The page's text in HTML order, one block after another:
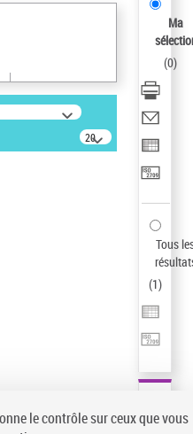
20
résultats/page
Ma
(0)
Tous
(1)
le contrôle sur ceux que vous